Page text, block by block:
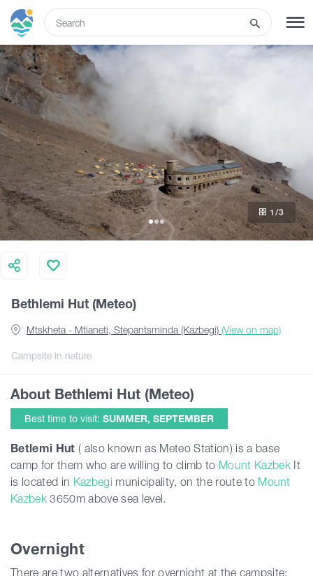
SIGN UP
Tours
Hotels
Transport
What to do
Guides
Georgia
Bethlemi Hut (Meteo)
Campsite in nature
Mtskheta - Mtianeti, Stepantsminda (Kazbegi) (View on map)
1 /3
About Bethlemi Hut (Meteo)
Best time to visit: SUMMER, SEPTEMBER
Betlemi Hut ( also known as Meteo Station) is a base
camp for them who are willing to climb to Mount KazbekIt
is located in Kazbegi municipality, on the route to Mount
Kazbek3650m above sea level.
Overnight
There are two alternatives for overnight at the campsite: